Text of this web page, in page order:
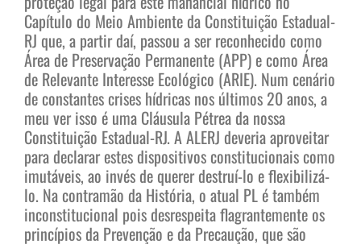
Capítulo do Meio Ambiente da Constituição Estadual-
RJ que, a partir daí, passou a ser reconhecido como
Área de Preservação Permanente (APP) e como Área
de Relevante Interesse Ecológico (ARIE). Num cenário
de constantes crises hídricas nos últimos 20 anos, a
meu ver isso é uma Cláusula Pétrea da nossa
Constituição Estadual-RJ. A ALERJ deveria aproveitar
para declarar estes dispositivos constitucionais como
imutáveis, ao invés de querer destruí-lo e flexibilizá-
lo. Na contramão da História, o atual PL é também
inconstitucional pois desrespeita flagrantemente os
princípios da Prevenção e da Precaução, que são